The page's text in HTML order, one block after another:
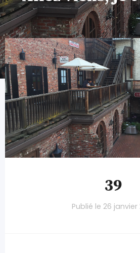
39
Publié le 26 janvier